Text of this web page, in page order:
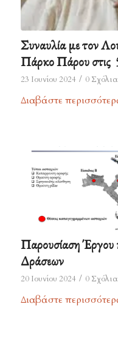
Συναυλία με τον
Πάρκο Πάρου στις
23 Ιουνίου 2024 / 0 Σχόλια
Διαβάστε
Παρουσίαση Έργου
Δράσεων
20 Ιουνίου 2024 / 0 Σχόλια
Διαβάστε